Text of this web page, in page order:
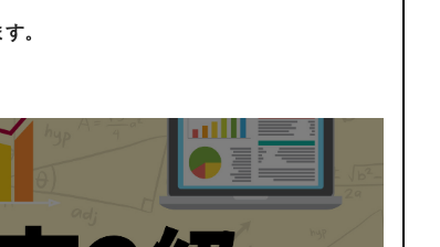
色々変えてみてpythonで解いて
できる場合の割当問題」
。